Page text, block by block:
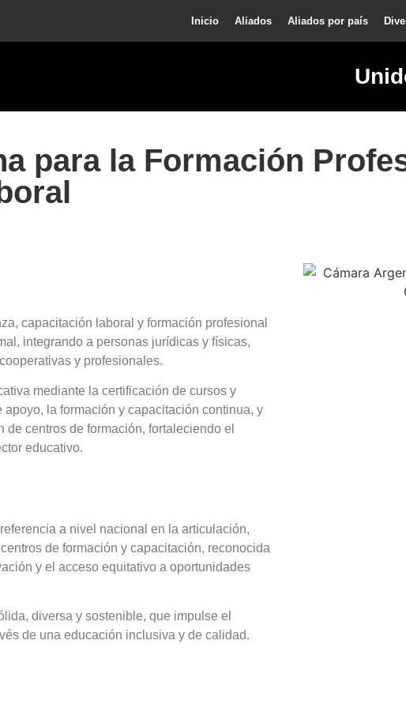
Inicio Aliados Aliados por país
para la Formación
capacitación laboral y formación profesional
integrando a personas jurídicas y físicas,
y profesionales.
mediante la certificación de cursos y
la formación y capacitación continua, y
centros de formación, fortaleciendo el
educativo.
a nivel nacional en la articulación,
de formación y capacitación, reconocida
y el acceso equitativo a oportunidades
diversa y sostenible, que impulse el
de una educación inclusiva y de calidad.